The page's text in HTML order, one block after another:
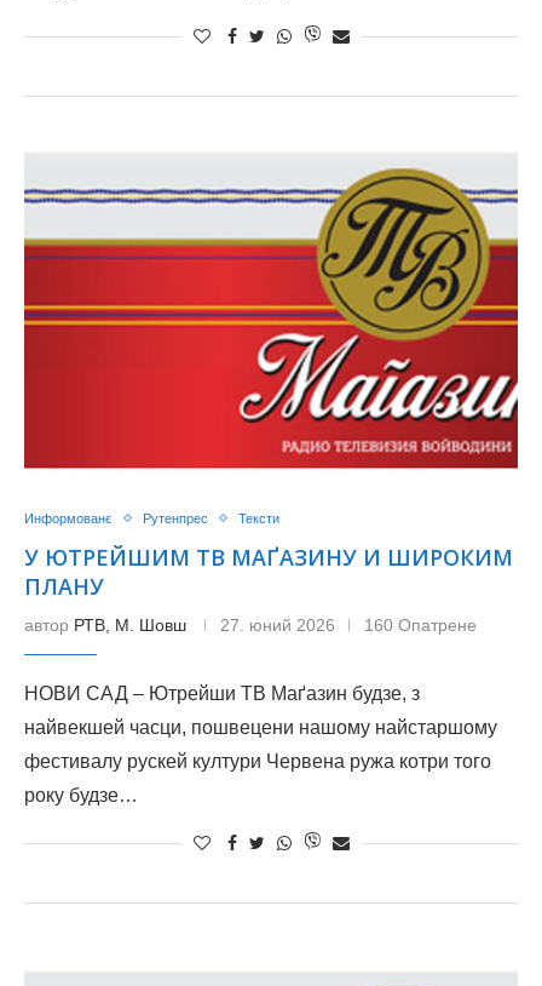
Информованє Рутенпрес Тексти
У ЮТРЕЙШИМ ТВ МАҐАЗИНУ И ШИРОКИМ
ПЛАНУ
автор РТВ, М. Шовш 27. юний 2026 160 Опатрене
НОВИ САД – Ютрейши ТВ Маґазин будзе, з
найвекшей часци, пошвецени нашому найстаршому
фестивалу рускей култури Червена ружа котри того
року будзе…